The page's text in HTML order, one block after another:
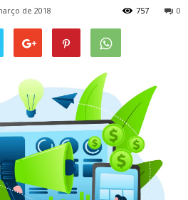
de 2018 0
757